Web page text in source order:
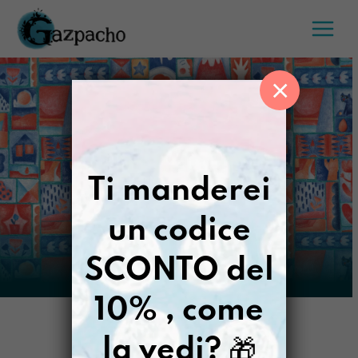
Salta
contenuto
Ti manderei
un codice
SCONTO del
10% , come
la vedi? 🎁
×